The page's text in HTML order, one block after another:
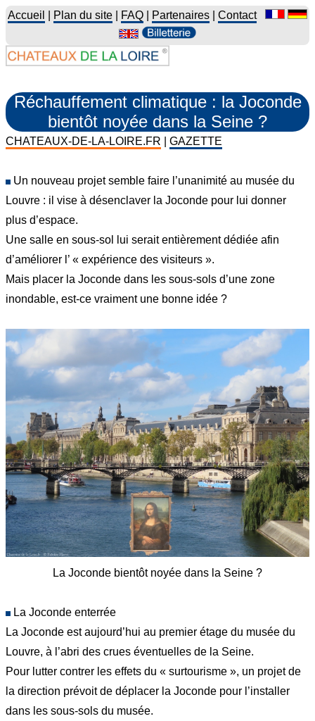
Accueil Plan du site FAQ Partenaires Contact
Réchauffement climatique : la Joconde
bientôt noyée dans la Seine ?
CHATEAUX-DE-LA-LOIRE.FR GAZETTE
Un nouveau projet semble faire l’unanimité au musée du
Louvre : il vise à désenclaver la Joconde pour lui donner
plus d’espace.
Une salle en sous-sol lui serait entièrement dédiée afin
d’améliorer l’ « expérience des visiteurs ».
Mais placer la Joconde dans les sous-sols d’une zone
inondable, est-ce vraiment une bonne idée ?
La Joconde bientôt noyée dans la Seine ?
La Joconde enterrée
La Joconde est aujourd’hui au premier étage du musée du
Louvre, à l’abri des crues éventuelles de la Seine.
Pour lutter contrer les effets du « surtourisme », un projet de
la direction prévoit de déplacer la Joconde pour l’installer
dans les sous-sols du musée.